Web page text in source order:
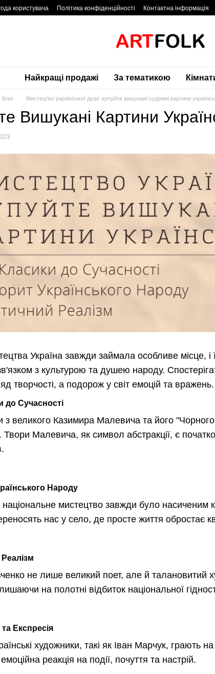
користувача Політика конфіденційності Контактна інформація
Найкращі продажі За тематикою
Блог Мистецтво української душі: купуйте вишукані художні картини
Вишукані Картини
Україна завжди займала особливе місце,
з культурою та душею народу.
творчості, а подорож у світ емоцій та вражень.
до Сучасності
великого Казимира Малевича та його
Твори Малевича, як символ абстракції, є
Народу
національне мистецтво завжди було
нас у село, де просте життя обростає
не лише великий поет, але й талановитий
на полотні відбиток національної
Експресія
художники, такі як Іван Марчук, грають
реакція на події, почуття та настрій.